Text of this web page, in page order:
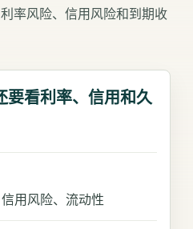
率风险、信用风险和到期收
要看利率、信用和久
用风险、流动性